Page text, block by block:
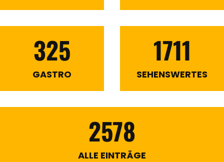
325
GASTRO
1711
SEHENSWERTES
2578
ALLE EINTRÄGE